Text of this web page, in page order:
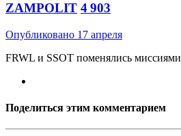
ZAMPOLIT 4 903
Опубликовано 17 апреля
FRWL и SSOT поменялись миссиями
Поделиться этим комментарием